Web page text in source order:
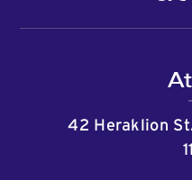
42 Heraklion